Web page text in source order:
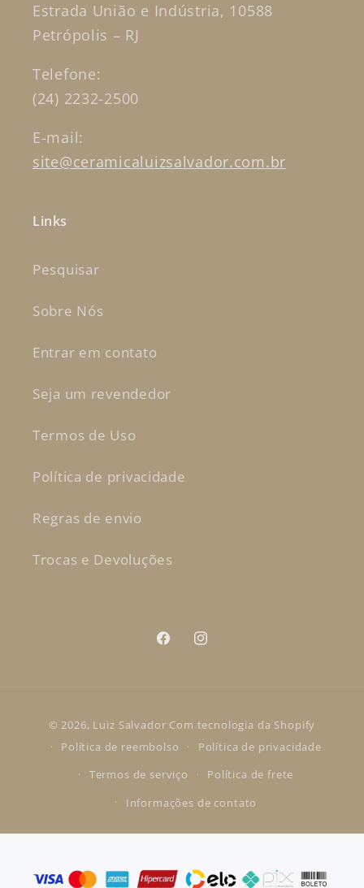
Estrada União e Indústria, 10588
Petrópolis – RJ
Telefone:
(24) 2232-2500
E-mail:
site@ceramicaluizsalvador.com.br
Links
Pesquisar
Sobre Nós
Entrar em contato
Seja um revendedor
Termos de Uso
Política de privacidade
Regras de envio
Trocas e Devoluções
FacebookInstagram
© 2026, Luiz Salvador Com tecnologia da Shopify
Política de reembolso
Política de privacidade
Termos de serviço
Política de frete
Informações de contato